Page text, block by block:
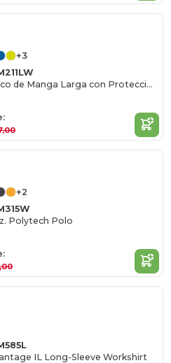
+3
Polo Táctico de Manga Larga con Protección y Estilo
+2
Polytech Polo
IL Long-Sleeve Workshirt